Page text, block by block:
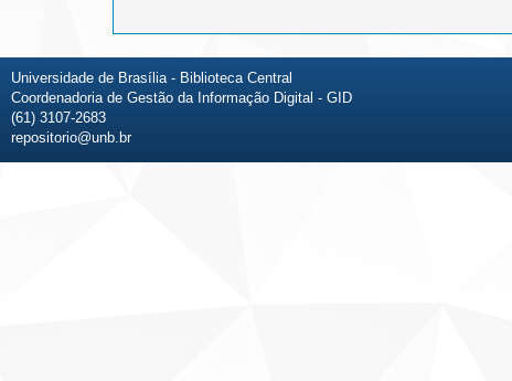
Universidade de Brasília - Biblioteca Central
Coordenadoria de Gestão da Informação Digital - GID
(61) 3107-2683
repositorio@unb.br